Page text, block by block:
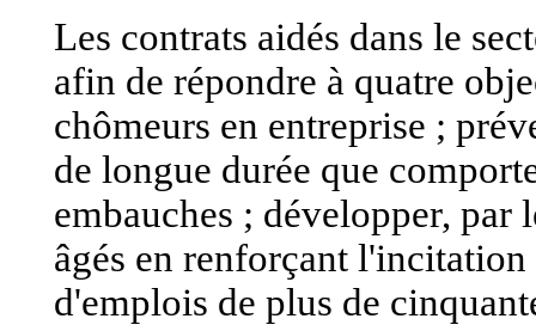
Les contrats aidés dans le
afin de répondre à quatre
chômeurs en entreprise ;
de longue durée que
embauches ; développer, par
âgés en renforçant
d'emplois de plus de